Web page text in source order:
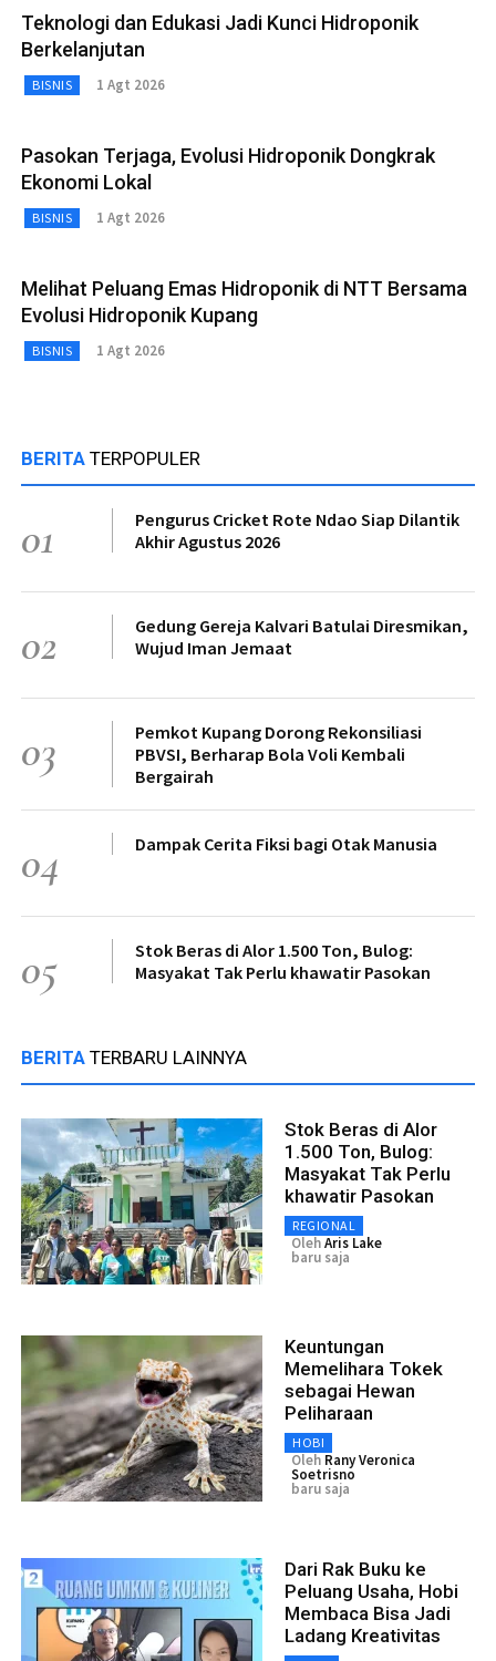
Teknologi dan Edukasi Jadi Kunci Hidroponik
Berkelanjutan
BISNIS 1 Agt 2026
Pasokan Terjaga, Evolusi Hidroponik Dongkrak
Ekonomi Lokal
BISNIS 1 Agt 2026
Melihat Peluang Emas Hidroponik di NTT Bersama
Evolusi Hidroponik Kupang
BISNIS 1 Agt 2026
BERITA TERPOPULER
01
Pengurus Cricket Rote Ndao Siap Dilantik
Akhir Agustus 2026
02
Gedung Gereja Kalvari Batulai Diresmikan,
Wujud Iman Jemaat
03
Pemkot Kupang Dorong Rekonsiliasi
PBVSI, Berharap Bola Voli Kembali
Bergairah
04 Dampak Cerita Fiksi bagi Otak Manusia
05
Stok Beras di Alor 1.500 Ton, Bulog:
Masyakat Tak Perlu khawatir Pasokan
BERITA TERBARU LAINNYA
Stok Beras di Alor
1.500 Ton, Bulog:
Masyakat Tak Perlu
khawatir Pasokan
REGIONAL
OlehAris Lake
baru saja
Keuntungan
Memelihara Tokek
sebagai Hewan
Peliharaan
HOBI
Oleh Rany Veronica
Soetrisno
baru saja
Dari Rak Buku ke
Peluang Usaha, Hobi
Membaca Bisa Jadi
Ladang Kreativitas